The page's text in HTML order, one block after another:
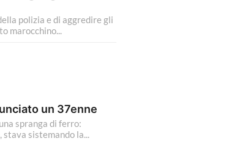
polizia e di aggredire gli
marocchino...
un 37enne
spranga di ferro:
sistemando la...